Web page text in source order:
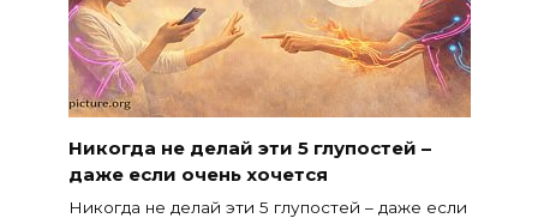
Никогда не делай эти 5 глупостей –
даже если очень хочется
Никогда не делай эти 5 глупостей – даже если